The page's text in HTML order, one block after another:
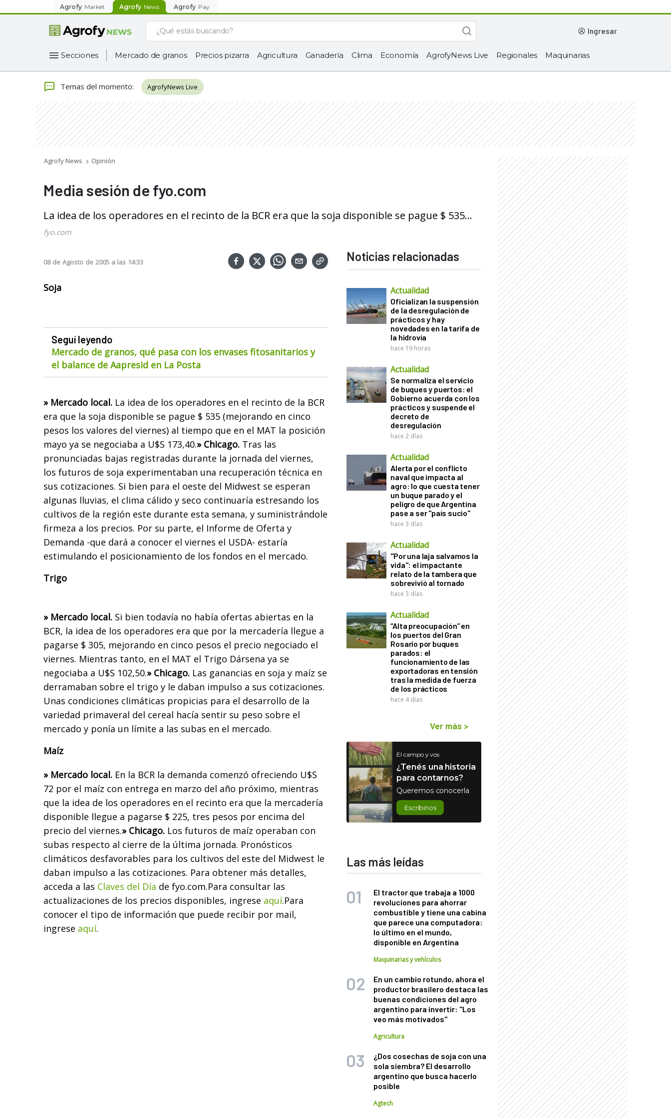
Agrofy Market Agrofy News Agrofy Pay
ingresar
Secciones Mercado de granos Precios pizarra Agricultura Ganadería Clima Economía AgrofyNews Live Regionales Maquinarias
Temas del momento: AgrofyNews Live
Agrofy News Opinión
Media sesión de fyo.com
La idea de los operadores en el recinto de la BCR era que la soja disponible se pague $ 535...
fyo.com
08 de Agosto de 2005 a las 14:33
Soja
Seguí leyendo
Mercado de granos, qué pasa con los envases fitosanitarios y
el balance de Aapresid en La Posta
» Mercado local. La idea de los operadores en el recinto de la BCR
era que la soja disponible se pague $ 535 (mejorando en cinco
pesos los valores del viernes) al tiempo que en el MAT la posición
mayo ya se negociaba a U$S 173,40.» Chicago. Tras las
pronunciadas bajas registradas durante la jornada del viernes,
los futuros de soja experimentaban una recuperación técnica en
sus cotizaciones. Si bien para el oeste del Midwest se esperan
algunas lluvias, el clima cálido y seco continuaría estresando los
cultivos de la región este durante esta semana, y suministrándole
firmeza a los precios. Por su parte, el Informe de Oferta y
Demanda -que dará a conocer el viernes el USDA- estaría
estimulando el posicionamiento de los fondos en el mercado.
Trigo
» Mercado local. Si bien todavía no había ofertas abiertas en la
BCR, la idea de los operadores era que por la mercadería llegue a
pagarse $ 305, mejorando en cinco pesos el precio negociado el
viernes. Mientras tanto, en el MAT el Trigo Dársena ya se
negociaba a U$S 102,50.» Chicago. Las ganancias en soja y maíz se
derramaban sobre el trigo y le daban impulso a sus cotizaciones.
Unas condiciones climáticas propicias para el desarrollo de la
variedad primaveral del cereal hacía sentir su peso sobre el
mercado y ponía un límite a las subas en el mercado.
Maíz
» Mercado local. En la BCR la demanda comenzó ofreciendo U$S
72 por el maíz con entrega en marzo del año próximo, mientras
que la idea de los operadores en el recinto era que la mercadería
disponible llegue a pagarse $ 225, tres pesos por encima del
precio del viernes.» Chicago. Los futuros de maíz operaban con
subas respecto al cierre de la última jornada. Pronósticos
climáticos desfavorables para los cultivos del este del Midwest le
daban impulso a las cotizaciones. Para obtener más detalles,
acceda a las Claves del Día de fyo.com.Para consultar las
actualizaciones de los precios disponibles, ingrese aquí.Para
conocer el tipo de información que puede recibir por mail,
ingrese aquí.
Noticias relacionadas
Actualidad
Oficializan la suspensión
de la desregulación de
prácticos y hay
novedades en la tarifa de
la hidrovía
hace 19 horas
Actualidad
Se normaliza el servicio
de buques y puertos: el
Gobierno acuerda con los
prácticos y suspende el
decreto de
desregulación
hace 2 días
Actualidad
Alerta por el conflicto
naval que impacta al
agro: lo que cuesta tener
un buque parado y el
peligro de que Argentina
pase a ser "país sucio"
hace 3 días
Actualidad
"Por una laja salvamos la
vida": el impactante
relato de la tambera que
sobrevivió al tornado
hace 3 días
Actualidad
“Alta preocupación” en
los puertos del Gran
Rosario por buques
parados: el
funcionamiento de las
exportadoras en tensión
tras la medida de fuerza
de los prácticos
hace 4 días
Ver más >
El campo y vos
¿Tenés una historia
para contarnos?
Queremos conocerla
Escribinos
Las más leídas
El tractor que trabaja a 1000
revoluciones para ahorrar
combustible y tiene una cabina
que parece una computadora:
lo último en el mundo,
disponible en Argentina
Maquinarias y vehículos
En un cambio rotundo, ahora el
productor brasilero destaca las
buenas condiciones del agro
argentino para invertir: "Los
veo más motivados"
Agricultura
¿Dos cosechas de soja con una
sola siembra? El desarrollo
argentino que busca hacerlo
posible
Agtech